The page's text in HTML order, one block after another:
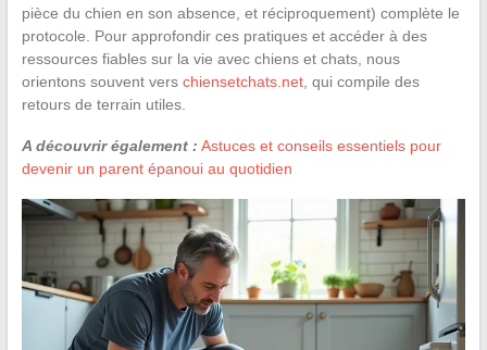
pièce du chien en son absence, et réciproquement) complète le
protocole. Pour approfondir ces pratiques et accéder à des
ressources fiables sur la vie avec chiens et chats, nous
orientons souvent vers chiensetchats.net, qui compile des
retours de terrain utiles.
A découvrir également : Astuces et conseils essentiels pour
devenir un parent épanoui au quotidien